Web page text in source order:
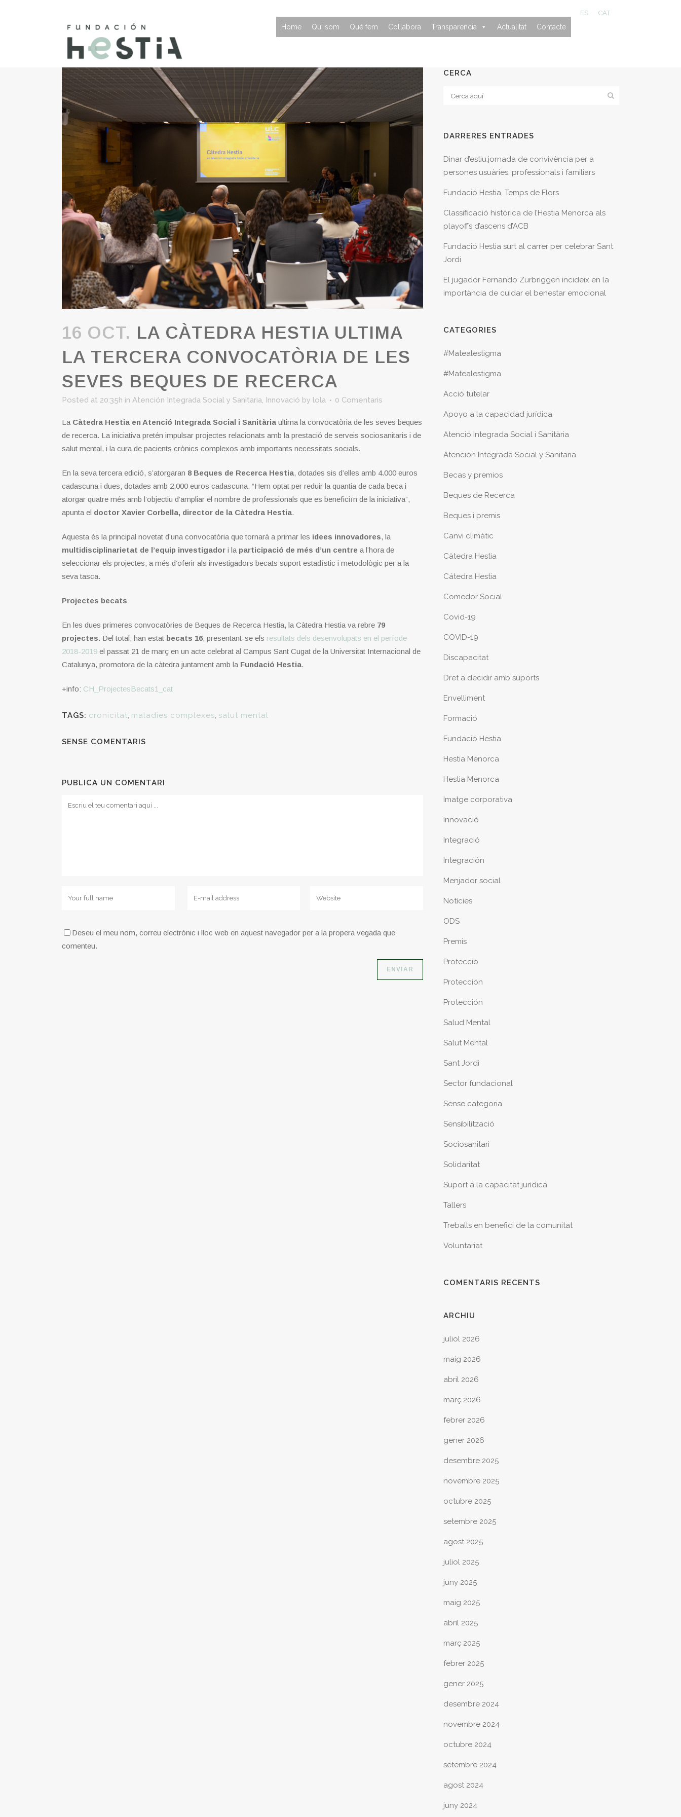
ES CAT
Home Qui som Què fem Col·labora Transparencia Actualitat Contacte
16 OCT. LA CÀTEDRA HESTIA ULTIMA
LA TERCERA CONVOCATÒRIA DE LES
SEVES BEQUES DE RECERCA
Posted at 20:35h in Atención Integrada Social y Sanitaria, Innovació by lola 0 Comentaris
La Càtedra Hestia en Atenció Integrada Social i Sanitària ultima la convocatòria de les seves beques
de recerca. La iniciativa pretén impulsar projectes relacionats amb la prestació de serveis sociosanitaris i de
salut mental, i la cura de pacients crònics complexos amb importants necessitats socials.
En la seva tercera edició, s’atorgaran 8 Beques de Recerca Hestia, dotades sis d’elles amb 4.000 euros
cadascuna i dues, dotades amb 2.000 euros cadascuna. “Hem optat per reduir la quantia de cada beca i
atorgar quatre més amb l’objectiu d’ampliar el nombre de professionals que es beneficiïn de la iniciativa”,
apunta el doctor Xavier Corbella, director de la Càtedra Hestia.
Aquesta és la principal novetat d’una convocatòria que tornarà a primar les idees innovadores, la
multidisciplinarietat de l’equip investigador i la participació de més d’un centre a l’hora de
seleccionar els projectes, a més d’oferir als investigadors becats suport estadístic i metodològic per a la
seva tasca.
Projectes becats
En les dues primeres convocatòries de Beques de Recerca Hestia, la Càtedra Hestia va rebre 79
projectes. Del total, han estat becats 16, presentant-se els resultats dels desenvolupats en el període
2018-2019 el passat 21 de març en un acte celebrat al Campus Sant Cugat de la Universitat Internacional de
Catalunya, promotora de la càtedra juntament amb la Fundació Hestia.
+info: CH_ProjectesBecats1_cat
TAGS: cronicitat, maladies complexes, salut mental
SENSE COMENTARIS
PUBLICA UN COMENTARI
Deseu el meu nom, correu electrònic i lloc web en aquest navegador per a la propera vegada que
comenteu.
CERCA
DARRERES ENTRADES
Dinar d’estiu:jornada de convivència per a
persones usuàries, professionals i familiars
Fundació Hestia, Temps de Flors
Classificació històrica de l’Hestia Menorca als
playoffs d’ascens d’ACB
Fundació Hestia surt al carrer per celebrar Sant
Jordi
El jugador Fernando Zurbriggen incideix en la
importància de cuidar el benestar emocional
CATEGORIES
#Matealestigma
#Matealestigma
Acció tutelar
Apoyo a la capacidad jurídica
Atenció Integrada Social i Sanitària
Atención Integrada Social y Sanitaria
Becas y premios
Beques de Recerca
Beques i premis
Canvi climàtic
Càtedra Hestia
Cátedra Hestia
Comedor Social
Covid-19
COVID-19
Discapacitat
Dret a decidir amb suports
Envelliment
Formació
Fundació Hestia
Hestia Menorca
Hestia Menorca
Imatge corporativa
Innovació
Integració
Integración
Menjador social
Notícies
ODS
Premis
Protecció
Protección
Protección
Salud Mental
Salut Mental
Sant Jordi
Sector fundacional
Sense categoria
Sensibilització
Sociosanitari
Solidaritat
Suport a la capacitat jurídica
Tallers
Treballs en benefici de la comunitat
Voluntariat
COMENTARIS RECENTS
ARCHIU
juliol 2026
maig 2026
abril 2026
març 2026
febrer 2026
gener 2026
desembre 2025
novembre 2025
octubre 2025
setembre 2025
agost 2025
juliol 2025
juny 2025
maig 2025
abril 2025
març 2025
febrer 2025
gener 2025
desembre 2024
novembre 2024
octubre 2024
setembre 2024
agost 2024
juny 2024